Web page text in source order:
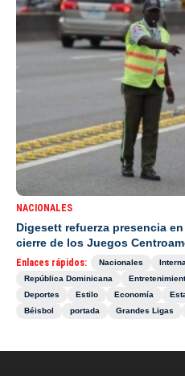
NACIONALES
Digesett refuerza presencia
cierre de los Juegos
Enlaces rápidos: Nacionales
República Dominicana
Deportes
Estilo Economía
Béisbol
portada Grandes Ligas